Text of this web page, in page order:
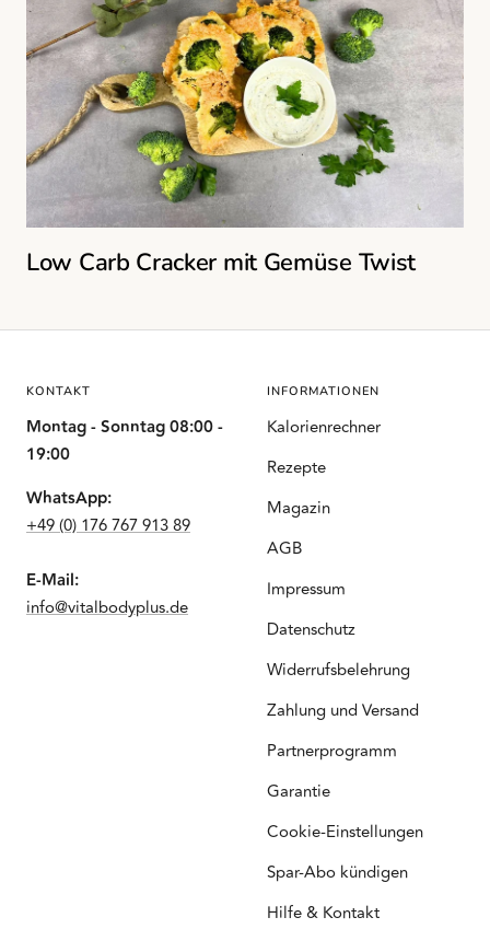
Low Carb Cracker mit Gemüse Twist
KONTAKT
Montag - Sonntag 08:00 -
19:00
WhatsApp:
+49 (0) 176 767 913 89
E-Mail:
info@vitalbodyplus.de
INFORMATIONEN
Kalorienrechner
Rezepte
Magazin
AGB
Impressum
Datenschutz
Widerrufsbelehrung
Zahlung und Versand
Partnerprogramm
Garantie
Cookie-Einstellungen
Spar-Abo kündigen
Hilfe & Kontakt